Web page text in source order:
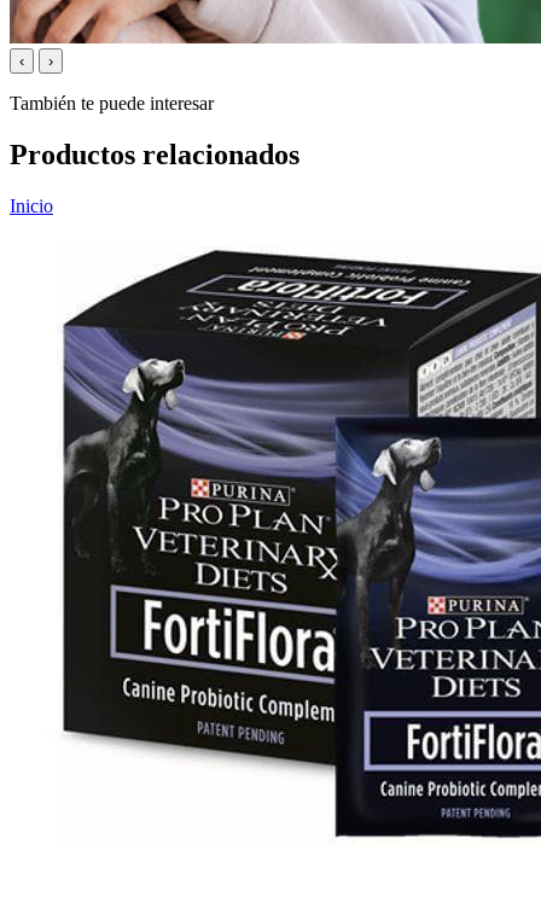
‹ ›
También te puede interesar
Productos relacionados
Inicio